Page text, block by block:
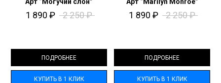
1 890 ₽ 2 250₽
ПОДРОБНЕЕ
КУПИТЬ В 1 КЛИК
1 890 ₽ 2 250₽
ПОДРОБНЕЕ
КУПИТЬ В 1 КЛИК